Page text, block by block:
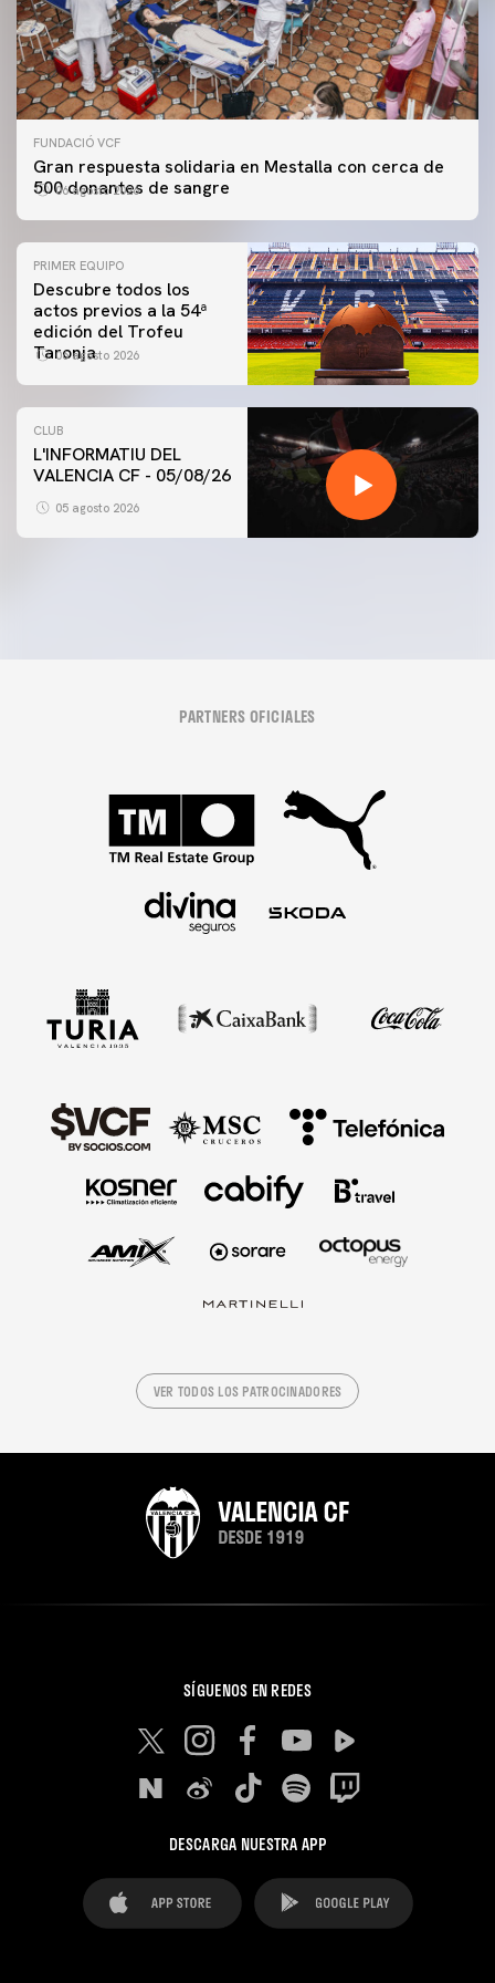
FUNDACIÓ VCF
Gran respuesta solidaria en Mestalla con cerca de
500 donantes de sangre
06 agosto 2026
PRIMER EQUIPO
Descubre todos los
actos previos a la 54ª
edición del Trofeu
Taronja
06 agosto 2026
CLUB
L'INFORMATIU DEL
VALENCIA CF - 05/08/26
05 agosto 2026
PRIMER EQUIPO
ENTRENAMIENTO MATINAL DEL VALENCIA CF
5/8/2026
PARTNERS OFICIALES
VER TODOS LOS PATROCINADORES
SÍGUENOS EN REDES
DESCARGA NUESTRA APP